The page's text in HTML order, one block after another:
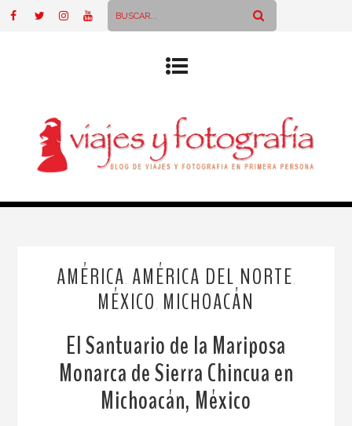
AMÉRICA AMÉRICA DEL NORTE
MÉXICO MICHOACÁN
El Santuario de la Mariposa
Monarca de Sierra Chincua en
Michoacán, México